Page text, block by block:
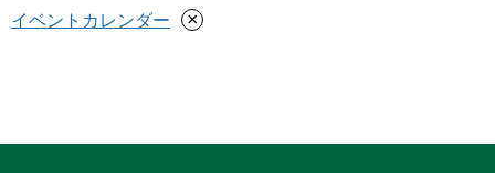
イベントカレンダー ×